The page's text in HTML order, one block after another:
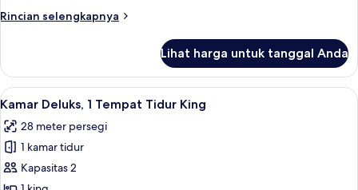
Rincian selengkapnya
Rincian
Super
Deluxe
Twin
Lihat harga untuk tanggal Anda
Lihat
semua
foto
untuk
Kamar
Kamar Deluks, 1 Tempat Tidur King |
5
Kamar Deluks, 1 Tempat Tidur King
28 meter persegi
1 kamar tidur
Kapasitas 2